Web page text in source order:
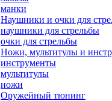
манки
Наушники и очки для
наушники для стрельбы
очки для стрельбы
Ножи, мультитулы и
инструменты
мультитулы
ножи
Оружейный тюнинг